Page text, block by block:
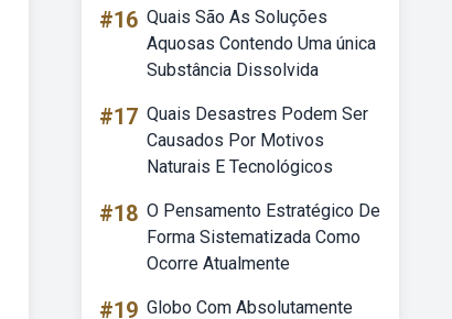
#16 Quais São As Soluções
Aquosas Contendo Uma única
Substância Dissolvida
#17 Quais Desastres Podem Ser
Causados Por Motivos
Naturais E Tecnológicos
#18 O Pensamento Estratégico De
Forma Sistematizada Como
Ocorre Atualmente
#19 Globo Com Absolutamente